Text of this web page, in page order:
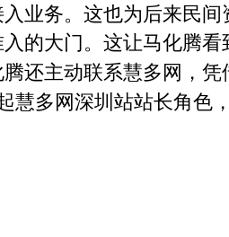
业务。这也为后来民
的大门。 这让马化腾看
还主动联系慧多网，
慧多网深圳站站长角色